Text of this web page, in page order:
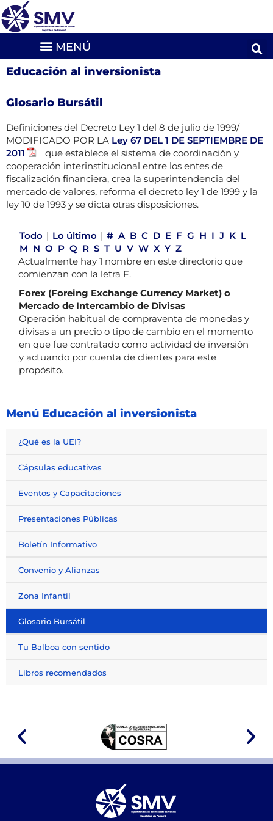
Educación al inversionista
Glosario Bursátil
Definiciones del Decreto Ley 1 del 8 de julio de 1999/
MODIFICADO POR LA Ley 67 DEL 1 DE SEPTIEMBRE DE
2011
que establece el sistema de coordinación y
cooperación interinstitucional entre los entes de
fiscalización financiera, crea la superintendencia del
mercado de valores, reforma el decreto ley 1 de 1999 y la
ley 10 de 1993 y se dicta otras disposiciones.
Todo | Lo último | # A B C D E F G H I J K L
M N O P Q R S T U V W X Y Z
Actualmente hay 1 nombre en este directorio que
comienzan con la letra F.
Forex (Foreing Exchange Currency Market) o
Mercado de Intercambio de Divisas
Operación habitual de compraventa de monedas y
divisas a un precio o tipo de cambio en el momento
en que fue contratado como actividad de inversión
y actuando por cuenta de clientes para este
propósito.
Menú Educación al inversionista
¿Qué es la UEI?
Cápsulas educativas
Eventos y Capacitaciones
Presentaciones Públicas
Boletín Informativo
Convenio y Alianzas
Zona Infantil
Glosario Bursátil
Tu Balboa con sentido
Libros recomendados